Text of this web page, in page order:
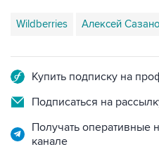
Wildberries Алексей
Купить подписку на
Подписаться на
Получать оперативные
канале